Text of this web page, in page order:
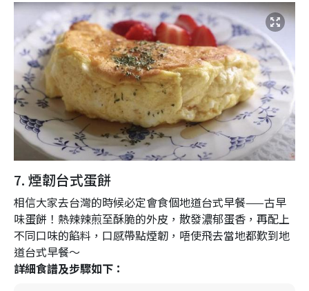
7. 煙韌台式蛋餅
相信大家去台灣的時候必定會食個地道台式早餐——古早
味蛋餅！熱辣辣煎至酥脆的外皮，散發濃郁蛋香，再配上
不同口味的餡料，口感帶點煙韌，唔使飛去當地都歎到地
道台式早餐～
詳細食譜及步驟如下：